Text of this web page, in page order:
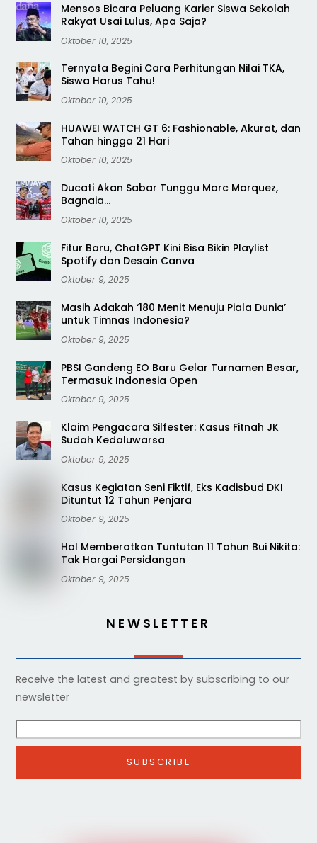
Mensos Bicara Peluang Karier Siswa Sekolah
Rakyat Usai Lulus, Apa Saja?
Oktober 10, 2025
Ternyata Begini Cara Perhitungan Nilai TKA,
Siswa Harus Tahu!
Oktober 10, 2025
HUAWEI WATCH GT 6: Fashionable, Akurat, dan
Tahan hingga 21 Hari
Oktober 10, 2025
Ducati Akan Sabar Tunggu Marc Marquez,
Bagnaia…
Oktober 10, 2025
Fitur Baru, ChatGPT Kini Bisa Bikin Playlist
Spotify dan Desain Canva
Oktober 9, 2025
Masih Adakah ‘180 Menit Menuju Piala Dunia’
untuk Timnas Indonesia?
Oktober 9, 2025
PBSI Gandeng EO Baru Gelar Turnamen Besar,
Termasuk Indonesia Open
Oktober 9, 2025
Klaim Pengacara Silfester: Kasus Fitnah JK
Sudah Kedaluwarsa
Oktober 9, 2025
Kasus Kegiatan Seni Fiktif, Eks Kadisbud DKI
Dituntut 12 Tahun Penjara
Oktober 9, 2025
Hal Memberatkan Tuntutan 11 Tahun Bui Nikita:
Tak Hargai Persidangan
Oktober 9, 2025
NEWSLETTER
Receive the latest and greatest by subscribing to our
newsletter